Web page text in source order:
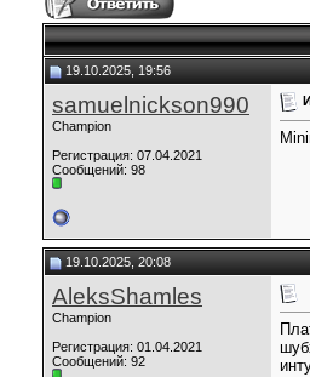
19.10.2025, 19:56
samuelnickson990
Champion
Регистрация: 07.04.2021
Сообщений: 98
19.10.2025, 20:08
AleksShamles
Champion
Регистрация: 01.04.2021
Сообщений: 92